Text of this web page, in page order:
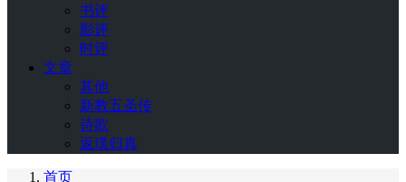
书评
影评
时评
文章
其他
新教五圣传
诗歌
返璞归真
首页